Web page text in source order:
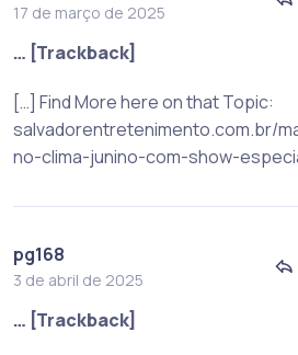
17 de março de 2025
… [Trackback]
[…] Find More here on that Topic:
salvadorentretenimento.com.br/
no-clima-junino-com-show-
pg168
3 de abril de 2025
… [Trackback]